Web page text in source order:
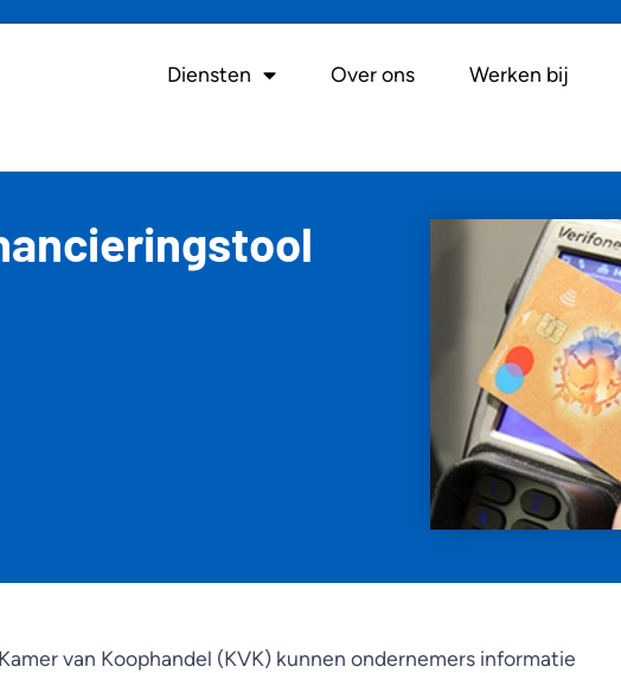
Diensten Over ons Werken bij
van Koophandel (KVK) kunnen ondernemers informatie